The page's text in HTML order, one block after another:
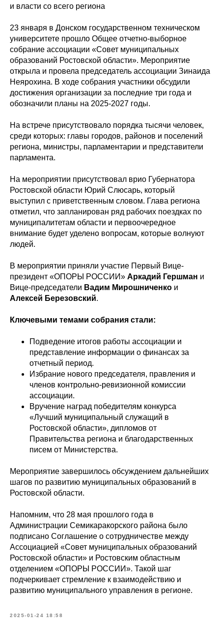
и власти со всего региона
23 января в Донском государственном техническом
университете прошло Общее отчетно-выборное
собрание ассоциации «Совет муниципальных
образований Ростовской области». Мероприятие
открыла и провела председатель ассоциации Зинаида
Неярохина. В ходе собрания участники обсудили
достижения организации за последние три года и
обозначили планы на 2025-2027 годы.
На встрече присутствовало порядка тысячи человек,
среди которых: главы городов, районов и поселений
региона, министры, парламентарии и представители
парламента.
На мероприятии присутствовал врио Губернатора
Ростовской области Юрий Слюсарь, который
выступил с приветственным словом. Глава региона
отметил, что запланирован ряд рабочих поездках по
муниципалитетам области и первоочередное
внимание будет уделено вопросам, которые волнуют
людей.
В мероприятии приняли участие Первый Вице-
президент «ОПОРЫ РОССИИ» Аркадий Гершман и
Вице-председатели Вадим Мирошниченко и
Алексей Березовский.
Ключевыми темами собрания стали:
Подведение итогов работы ассоциации и
представление информации о финансах за
отчетный период.
Избрание нового председателя, правления и
членов контрольно-ревизионной комиссии
ассоциации.
Вручение наград победителям конкурса
«Лучший муниципальный служащий в
Ростовской области», дипломов от
Правительства региона и благодарственных
писем от Министерства.
Мероприятие завершилось обсуждением дальнейших
шагов по развитию муниципальных образований в
Ростовской области.
Напомним, что 28 мая прошлого года в
Администрации Семикаракорского района было
подписано Соглашение о сотрудничестве между
Ассоциацией «Совет муниципальных образований
Ростовской области» и Ростовским областным
отделением «ОПОРЫ РОССИИ». Такой шаг
подчеркивает стремление к взаимодействию и
развитию муниципального управления в регионе.
2025-01-24 18:58